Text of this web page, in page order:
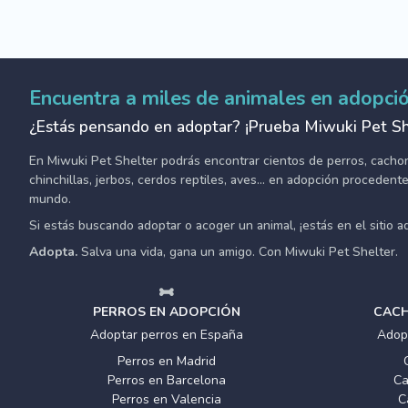
Encuentra a miles de animales en
¿Estás pensando en adoptar? ¡Prueba Miwuki Pet
En Miwuki Pet Shelter podrás encontrar cientos de perros,
chinchillas, jerbos, cerdos reptiles, aves... en adopción
mundo.
Si estás buscando adoptar o acoger un animal, ¡estás en el sitio
Adopta. Salva una vida, gana un amigo. Con Miwuki Pet Shelter.
PERROS EN ADOPCIÓN
Adoptar perros en España
Perros en Madrid
Perros en Barcelona
Perros en Valencia